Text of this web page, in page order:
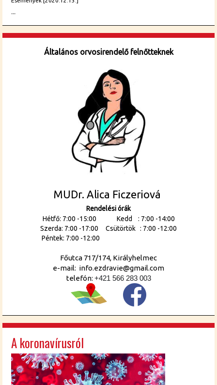
...
Általános orvosirendelő felnőtteknek
MUDr. Alica Ficzeriová
Rendelési órák
Hétfő: 7:00 -15:00 Kedd : 7:00 -14:00
Szerda: 7:00 -17:00 Csütörtök : 7:00 -12:00
Péntek: 7:00 -12:00
Főutca 717/174, Királyhelmec
e-mail: info.ezdravie@gmail.com
telefón: +421 566 283 003
A koronavírusról